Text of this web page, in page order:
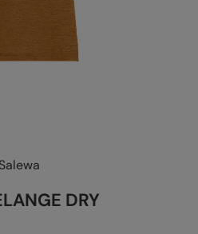
Salewa
DRY